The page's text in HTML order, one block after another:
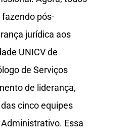
pós-
jurídica aos
UNICV de
de Serviços
de liderança,
cinco equipes
Essa